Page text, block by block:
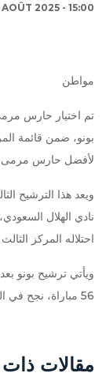
2025 - 15:00
مواطن
تم اختيار حارس
بونو، ضمن قائمة
لأفضل حارس مرمى
ويعد هذا الترشيح
نادي الهلال
احتلاله المركز الثالث
56 مباراة، نجح في الحفاظ على نظافة شباكه في 20 منها.
مقالات